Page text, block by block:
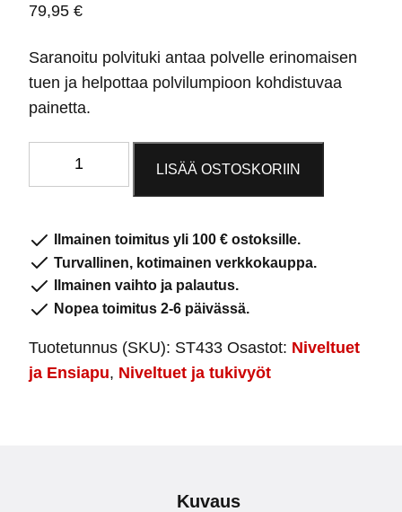
79,95 €
Saranoitu polvituki antaa polvelle erinomaisen
tuen ja helpottaa polvilumpioon kohdistuvaa
painetta.
LISÄÄ OSTOSKORIIN
Ilmainen toimitus yli 100 € ostoksille.
Turvallinen, kotimainen verkkokauppa.
Ilmainen vaihto ja palautus.
Nopea toimitus 2-6 päivässä.
Tuotetunnus (SKU): ST433 Osastot: Niveltuet
ja Ensiapu, Niveltuet ja tukivyöt
Kuvaus